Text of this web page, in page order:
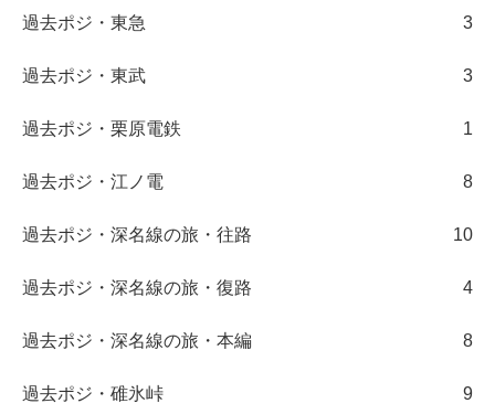
過去ポジ・東急 3
過去ポジ・東武 3
過去ポジ・栗原電鉄 1
過去ポジ・江ノ電 8
過去ポジ・深名線の旅・往路 10
過去ポジ・深名線の旅・復路 4
過去ポジ・深名線の旅・本編 8
過去ポジ・碓氷峠 9